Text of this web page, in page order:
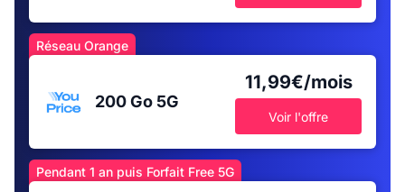
Réseau Orange
200 Go 5G
11,99€/mois
Voir l'offre
Pendant 1 an puis Forfait Free 5G